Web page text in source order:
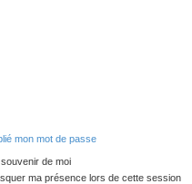
mon mot de passe
de moi
ma présence lors de cette session